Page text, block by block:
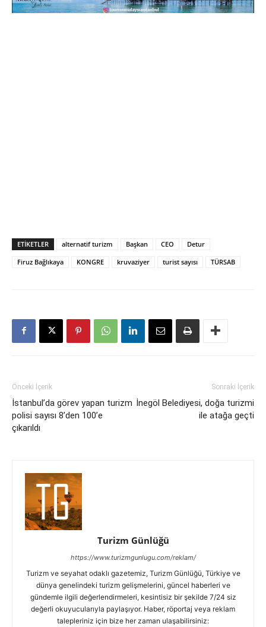
ETIKETLER alternatif turizm Başkan CEO
Detur
Firuz Bağlıkaya
KONGRE kruvaziyer turist sayısı TÜRSAB
Önceki İçerik
İstanbul’da görev yapan turizm
polisi sayısı 8’den 100’e
çıkarıldı
Sonraki İçerik
İnegöl Belediyesi, doğa turizmi
ile atağa geçti
Turizm Günlüğü
https://www.turizmgunlugu.com/reklam/
Turizm ve seyahat odaklı gazetemiz, Turizm Günlüğü, Türkiye ve
dünya genelindeki turizm gelişmelerini, güncel haberleri ve
gündemle ilgili değerlendirmeleri, kesintisiz bir şekilde 7/24 siz
değerli okuyucularıyla paylaşıyor. Haber, röportaj veya reklam
talepleriniz için bize her zaman ulaşabilirsiniz: